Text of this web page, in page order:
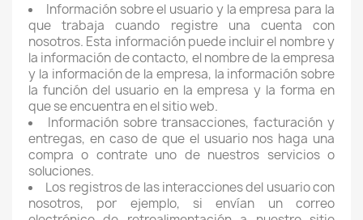
Información sobre el usuario y la empresa para la
que trabaja cuando registre una cuenta con
nosotros. Esta información puede incluir el nombre y
la información de contacto, el nombre de la empresa
y la información de la empresa, la información sobre
la función del usuario en la empresa y la forma en
que se encuentra en el sitio web.
Información sobre transacciones, facturación y
entregas, en caso de que el usuario nos haga una
compra o contrate uno de nuestros servicios o
soluciones.
Los registros de las interacciones del usuario con
nosotros, por ejemplo, si envían un correo